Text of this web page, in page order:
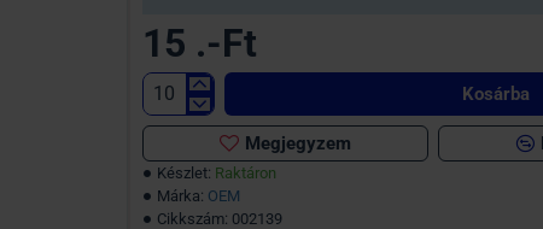
Készlet: Raktáron
Márka: OEM
Cikkszám: 002139
15 .-Ft
Kosárba
Megjegyzem